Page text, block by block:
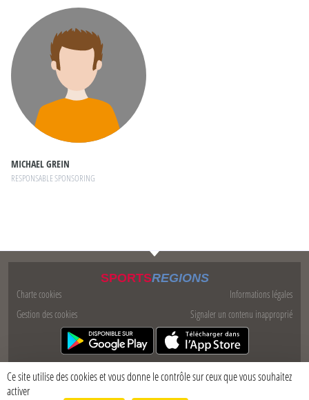
MICHAEL GREIN
RESPONSABLE SPONSORING
SPORTSREGIONS
Charte cookies
Gestion des cookies
Informations légales
Signaler un contenu inapproprié
Ce site utilise des cookies et vous donne le contrôle sur ceux que vous souhaitez
activer